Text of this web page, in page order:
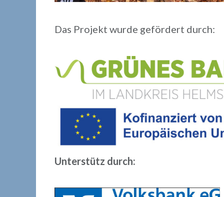
Das Projekt wurde gefördert durch:
Unterstütz durch: